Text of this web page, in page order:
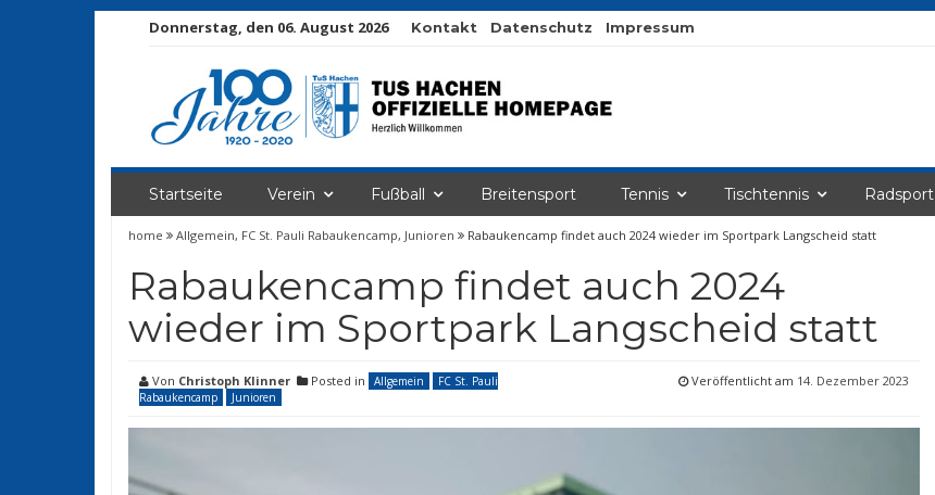
Donnerstag, den 06. August 2026 Kontakt Datenschutz Impressum
Startseite Verein Fußball Breitensport Tennis Tischtennis Radsport
home Allgemein, FC St. Pauli Rabaukencamp, Junioren Rabaukencamp findet auch 2024 wieder im Sportpark Langscheid statt
Rabaukencamp findet auch 2024
wieder im Sportpark Langscheid statt
Von Christoph Klinner Posted in Allgemein
FC St. Pauli
Rabaukencamp
Junioren
Veröffentlicht am 14. Dezember 2023